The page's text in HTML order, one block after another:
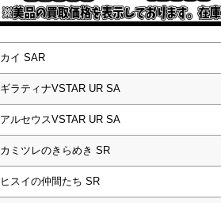
カイ SAR
ギラティナVSTAR UR SA
アルセウスVSTAR UR SA
カミツレのきらめき SR
ヒスイの仲間たち SR